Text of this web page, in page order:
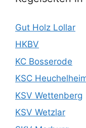
Gut Holz Lollar
HKBV
KC Bosserode
KSC
KSV Wettenberg
KSV Wetzlar